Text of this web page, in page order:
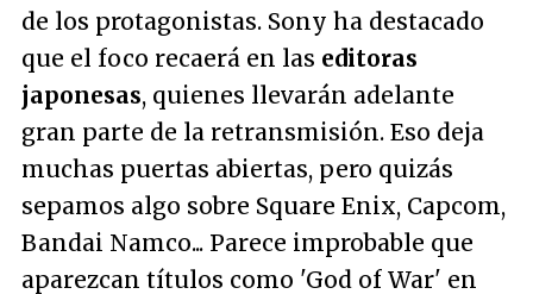
de los protagonistas. Sony ha destacado
que el foco recaerá en las editoras
japonesas, quienes llevarán adelante
gran parte de la retransmisión. Eso deja
muchas puertas abiertas, pero quizás
sepamos algo sobre Square Enix, Capcom,
Bandai Namco... Parece improbable que
aparezcan títulos como 'God of War' en